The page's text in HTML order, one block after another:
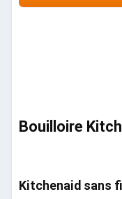
Bouilloire
Kitchenaid sans